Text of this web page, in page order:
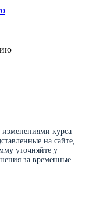
курса
на сайте,
уточняйте у
за временные